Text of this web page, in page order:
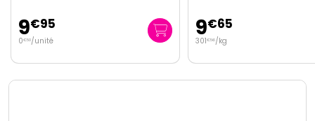
9€
301€56 10